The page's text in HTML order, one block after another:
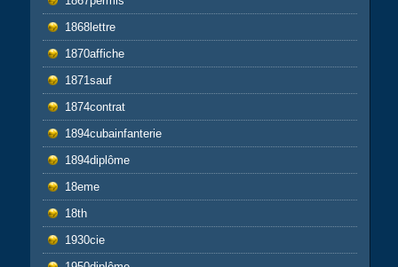
1868lettre
1870affiche
1871sauf
1874contrat
1894cubainfanterie
1894diplôme
18eme
18th
1930cie